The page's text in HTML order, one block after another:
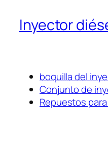
Inyector
boquilla del
Conjunto de
Repuestos